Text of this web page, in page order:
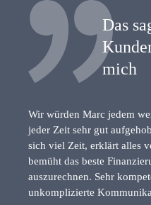
Das
mich
Wir würden Marc jedem
jeder Zeit sehr gut
sich viel Zeit, erklärt alles
bemüht das beste
auszurechnen. Sehr
unkomplizierte